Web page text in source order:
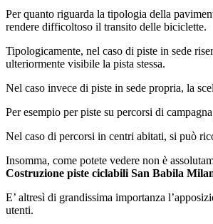
Per quanto riguarda la tipologia della
rendere difficoltoso il transito delle biciclette.
Tipologicamente, nel caso di piste in sede
ulteriormente visibile la pista stessa.
Nel caso invece di piste in sede propria, la
Per esempio per piste su percorsi di
Nel caso di percorsi in centri abitati, si può
Insomma, come potete vedere non è
Costruzione piste ciclabili San Babila
E’ altresì di grandissima importanza
utenti.